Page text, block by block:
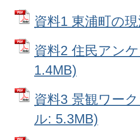
資料1 東浦町の
資料2 住民アン
1.4MB)
資料3 景観ワー
ル: 5.3MB)